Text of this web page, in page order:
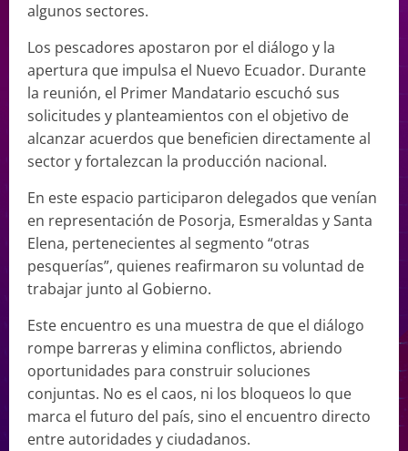
algunos sectores.
Los pescadores apostaron por el diálogo y la
apertura que impulsa el Nuevo Ecuador. Durante
la reunión, el Primer Mandatario escuchó sus
solicitudes y planteamientos con el objetivo de
alcanzar acuerdos que beneficien directamente al
sector y fortalezcan la producción nacional.
En este espacio participaron delegados que venían
en representación de Posorja, Esmeraldas y Santa
Elena, pertenecientes al segmento “otras
pesquerías”, quienes reafirmaron su voluntad de
trabajar junto al Gobierno.
Este encuentro es una muestra de que el diálogo
rompe barreras y elimina conflictos, abriendo
oportunidades para construir soluciones
conjuntas. No es el caos, ni los bloqueos lo que
marca el futuro del país, sino el encuentro directo
entre autoridades y ciudadanos.